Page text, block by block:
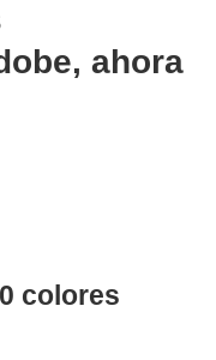
ahora
colores